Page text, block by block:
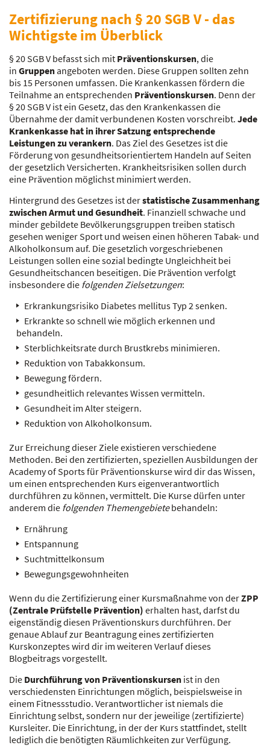
Zertifizierung nach § 20 SGB V - das
Wichtigste im Überblick
§ 20 SGB V befasst sich mit Präventionskursen, die
in Gruppenangeboten werden. Diese Gruppen sollten zehn
bis 15 Personen umfassen. Die Krankenkassen fördern die
Teilnahme an entsprechenden Präventionskursen. Denn der
§ 20 SGB V ist ein Gesetz, das den Krankenkassen die
Übernahme der damit verbundenen Kosten vorschreibt. Jede
Krankenkasse hat in ihrer Satzung entsprechende
Leistungen zu verankern. Das Ziel des Gesetzes ist die
Förderung von gesundheitsorientiertem Handeln auf Seiten
der gesetzlich Versicherten. Krankheitsrisiken sollen durch
eine Prävention möglichst minimiert werden.
Hintergrund des Gesetzes ist derstatistische Zusammenhang
zwischen Armut und Gesundheit. Finanziell schwache und
minder gebildete Bevölkerungsgruppen treiben statisch
gesehen weniger Sport und weisen einen höheren Tabak- und
Alkoholkonsum auf. Die gesetzlich vorgeschriebenen
Leistungen sollen eine sozial bedingte Ungleichheit bei
Gesundheitschancen beseitigen. Die Prävention verfolgt
insbesondere die folgenden Zielsetzungen:
Erkrankungsrisiko Diabetes mellitus Typ 2 senken.
Erkrankte so schnell wie möglich erkennen und
behandeln.
Sterblichkeitsrate durch Brustkrebs minimieren.
Reduktion von Tabakkonsum.
Bewegung fördern.
gesundheitlich relevantes Wissen vermitteln.
Gesundheit im Alter steigern.
Reduktion von Alkoholkonsum.
Zur Erreichung dieser Ziele existieren verschiedene
Methoden. Bei den zertifizierten, speziellen Ausbildungen der
Academy of Sports für Präventionskurse wird dir das Wissen,
um einen entsprechenden Kurs eigenverantwortlich
durchführen zu können, vermittelt. Die Kurse dürfen unter
anderem die folgenden Themengebietebehandeln:
Ernährung
Entspannung
Suchtmittelkonsum
Bewegungsgewohnheiten
Wenn du die Zertifizierung einer Kursmaßnahme von derZPP
(Zentrale Prüfstelle Prävention) erhalten hast, darfst du
eigenständig diesen Präventionskurs durchführen. Der
genaue Ablauf zur Beantragung eines zertifizierten
Kurskonzeptes wird dir im weiteren Verlauf dieses
Blogbeitrags vorgestellt.
Die Durchführung von Präventionskursen ist in den
verschiedensten Einrichtungen möglich, beispielsweise in
einem Fitnessstudio. Verantwortlicher ist niemals die
Einrichtung selbst, sondern nur der jeweilige (zertifizierte)
Kursleiter. Die Einrichtung, in der der Kurs stattfindet, stellt
lediglich die benötigten Räumlichkeiten zur Verfügung.